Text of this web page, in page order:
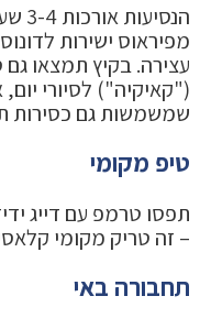
מפיראוס ישירות
עצירה. בקיץ תמצאו גם
("קאיקיה") לסיורי
שמשמשות גם כסירות
טיפ מקומי
תפסו טרמפ עם דייג
– זה טריק מקומי
תחבורה באי